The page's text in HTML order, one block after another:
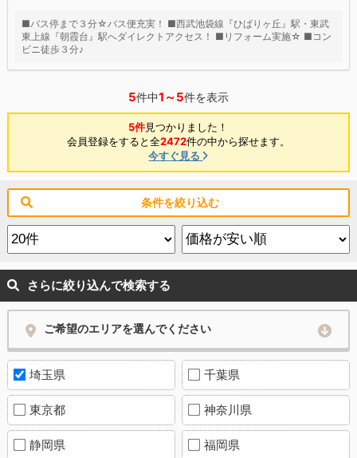
■バス停まで３分☆バス便充実！ ■西武池袋線『ひばりヶ丘』駅・東武
東上線『朝霞台』駅へダイレクトアクセス！ ■リフォーム実施☆ ■コン
ビニ徒歩３分♪
5件中1～5件を表示
5件見つかりました！
会員登録をすると全2472件の中から探せます。
今すぐ見る
条件を絞り込む
さらに絞り込んで検索する
ご希望のエリアを選んでください
埼玉県 千葉県
東京都 神奈川県
静岡県 福岡県